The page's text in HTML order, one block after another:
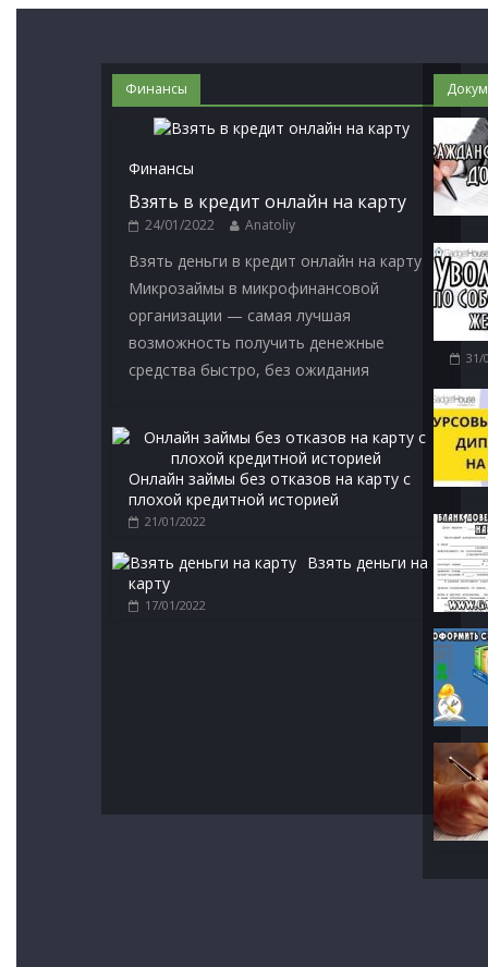
Финансы
Финансы
Взять в кредит онлайн на карту
24/01/2022 Anatoliy
Взять деньги в кредит онлайн на карту
Микрозаймы в микрофинансовой
организации — самая лучшая
возможность получить денежные
средства быстро, без ожидания
Онлайн займы без отказов на карту с
плохой кредитной историей
21/01/2022
Взять деньги на
карту
17/01/2022
31/